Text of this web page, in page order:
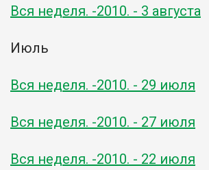
Вся неделя. -2010. - 3 августа
Июль
Вся неделя. -2010. - 29 июля
Вся неделя. -2010. - 27 июля
Вся неделя. -2010. - 22 июля